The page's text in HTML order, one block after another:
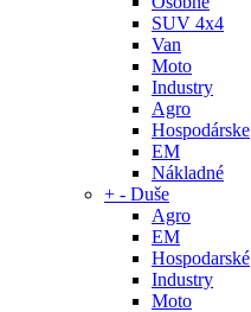
SUV 4x4
Van
Moto
Industry
Agro
Hospodárske
EM
Nákladné
+ - Duše
Agro
EM
Hospodarské
Industry
Moto